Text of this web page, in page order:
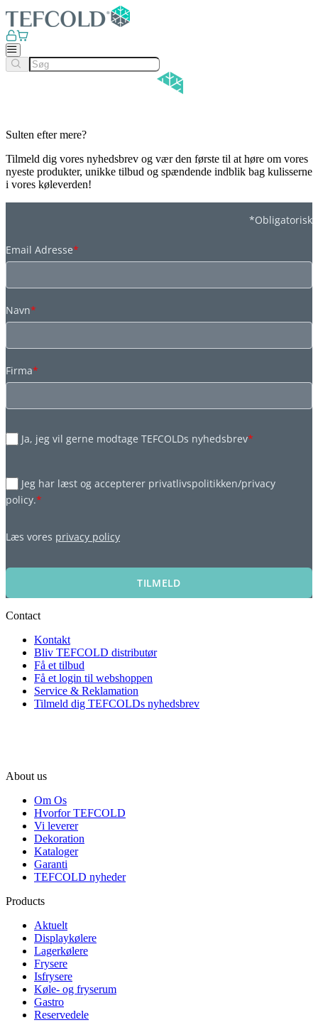
Sulten efter mere?
Tilmeld dig vores nyhedsbrev og vær den første til at høre om vores
nyeste produkter, unikke tilbud og spændende indblik bag kulisserne
i vores køleverden!
*Obligatorisk
Email Adresse*
Navn*
Firma*
Ja, jeg vil gerne modtage TEFCOLDs nyhedsbrev*
Jeg har læst og accepterer privatlivspolitikken/privacy
policy.*
Læs vores privacy policy
TILMELD
Contact
Kontakt
Bliv TEFCOLD distributør
Få et tilbud
Få et login til webshoppen
Service & Reklamation
Tilmeld dig TEFCOLDs nyhedsbrev
About us
Om Os
Hvorfor TEFCOLD
Vi leverer
Dekoration
Kataloger
Garanti
TEFCOLD nyheder
Products
Aktuelt
Displaykølere
Lagerkølere
Frysere
Isfrysere
Køle- og fryserum
Gastro
Reservedele